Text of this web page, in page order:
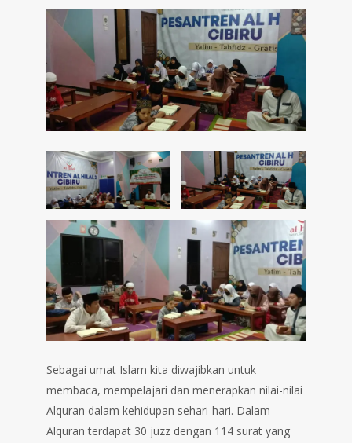
Sebagai umat Islam kita diwajibkan untuk
membaca, mempelajari dan menerapkan nilai-nilai
Alquran dalam kehidupan sehari-hari. Dalam
Alquran terdapat 30 juzz dengan 114 surat yang